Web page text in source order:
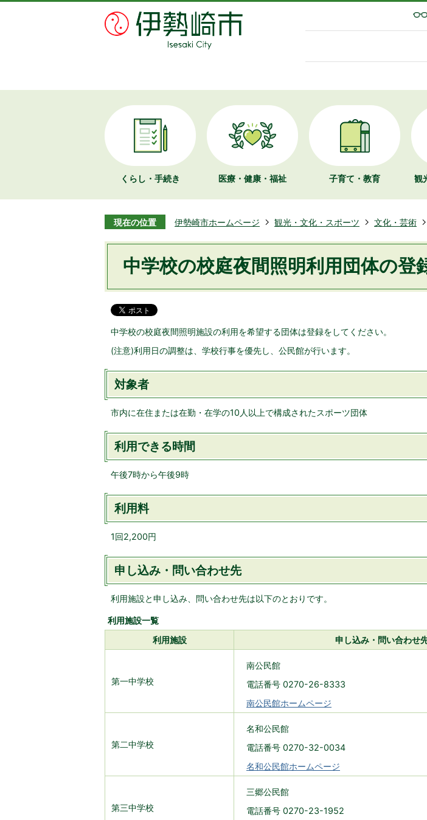
くらし・手続き 医療・健康・福祉 子育て・教育 観
現在の位置 伊勢崎市ホームページ 観光・文化・スポーツ 文化・芸術
中学校の校庭夜間照明利用団体の登
中学校の校庭夜間照明施設の利用を希望する団体は登録をしてください。
(注意)利用日の調整は、学校行事を優先し、公民館が行います。
対象者
市内に在住または在勤・在学の10人以上で構成されたスポーツ団体
利用できる時間
午後7時から午後9時
利用料
1回2,200円
申し込み・問い合わせ先
利用施設と申し込み、問い合わせ先は以下のとおりです。
利用施設一覧
利用施設
申し込み・問い合わせ
第一中学校
南公民館
電話番号 0270-26-8333
南公民館ホームページ
第二中学校
名和公民館
電話番号 0270-32-0034
名和公民館ホームページ
第三中学校
三郷公民館
電話番号 0270-23-1952